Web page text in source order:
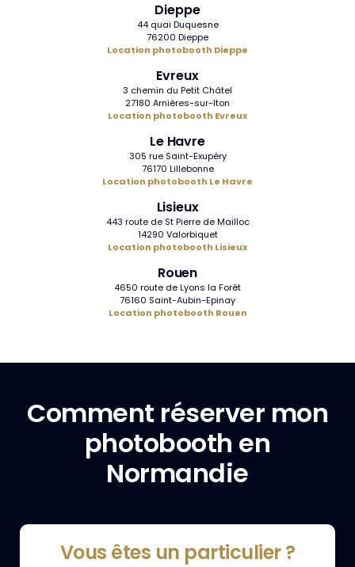
Dieppe
44 quai Duquesne
76200 Dieppe
Location photobooth Dieppe
Evreux
3 chemin du Petit Châtel
27180 Arnières-sur-Iton
Location photobooth Evreux
Le Havre
305 rue Saint-Exupéry
76170 Lillebonne
Location photobooth Le Havre
Lisieux
443 route de St Pierre de Mailloc
14290 Valorbiquet
Location photobooth Lisieux
Rouen
4650 route de Lyons la Forêt
76160 Saint-Aubin-Epinay
Location photobooth Rouen
Comment réserver mon
photobooth en
Normandie
Vous êtes un particulier ?